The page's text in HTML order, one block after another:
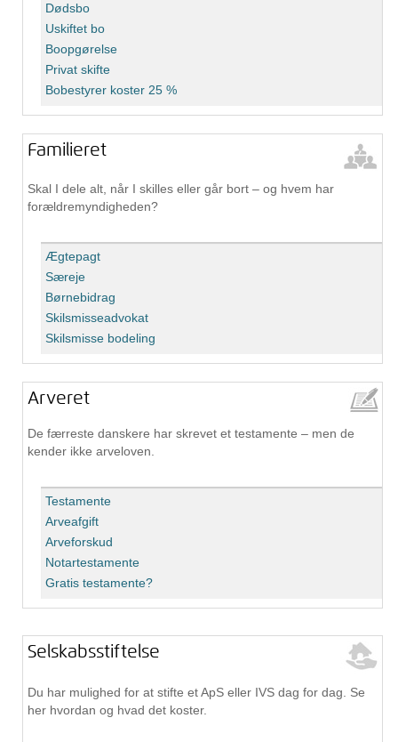
Dødsbo
Uskiftet bo
Boopgørelse
Privat skifte
Bobestyrer koster 25 %
Familieret
Skal I dele alt, når I skilles eller går bort – og hvem har
forældremyndigheden?
Ægtepagt
Særeje
Børnebidrag
Skilsmisseadvokat
Skilsmisse bodeling
Arveret
De færreste danskere har skrevet et testamente – men de
kender ikke arveloven.
Testamente
Arveafgift
Arveforskud
Notartestamente
Gratis testamente?
Selskabsstiftelse
Du har mulighed for at stifte et ApS eller IVS dag for dag. Se
her hvordan og hvad det koster.